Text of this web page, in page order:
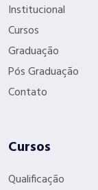
Institucional
Cursos
Graduação
Pós Graduação
Contato
Cursos
Qualificação